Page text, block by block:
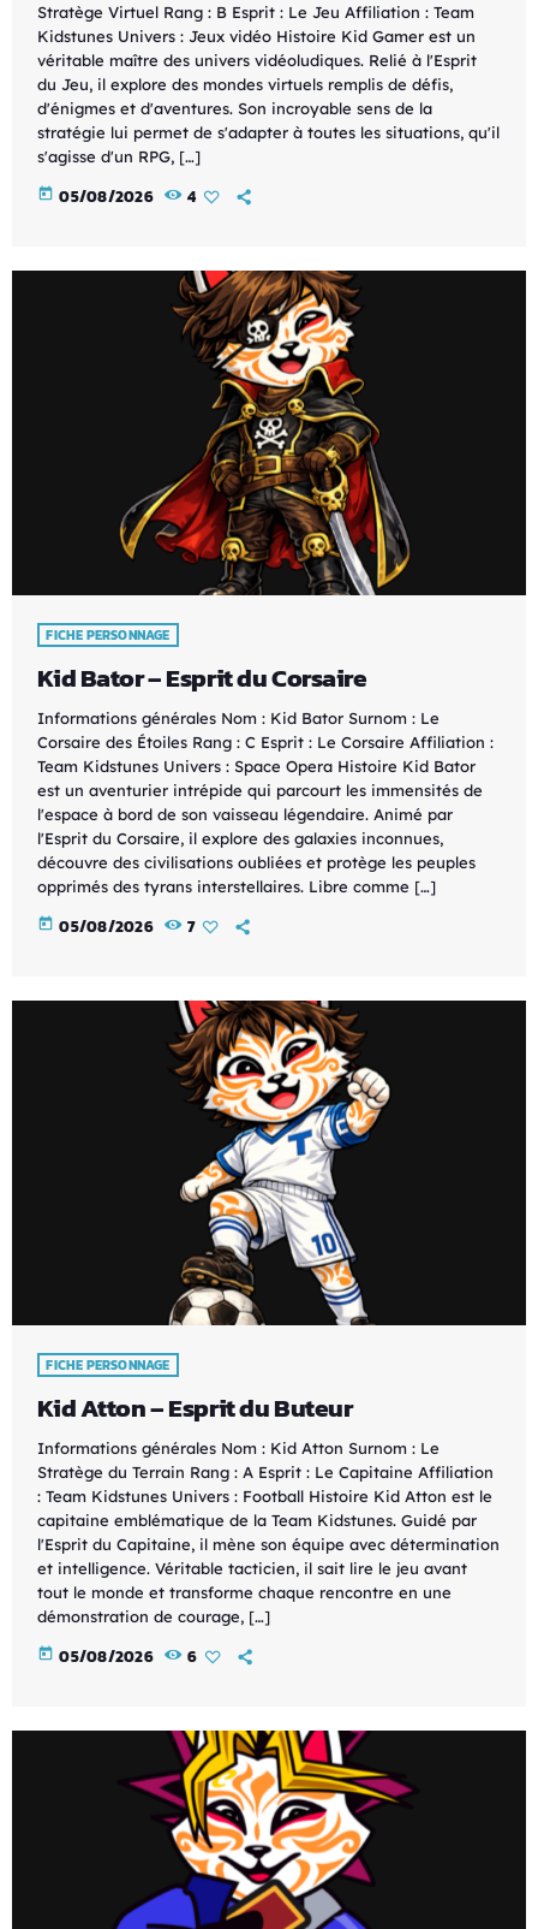
Stratège Virtuel Rang : B Esprit : Le Jeu Affiliation : Team
Kidstunes Univers : Jeux vidéo Histoire Kid Gamer est un
véritable maître des univers vidéoludiques. Relié à l'Esprit
du Jeu, il explore des mondes virtuels remplis de défis,
d'énigmes et d'aventures. Son incroyable sens de la
stratégie lui permet de s'adapter à toutes les situations, qu'il
s'agisse d'un RPG, […]
today 05/08/2026 4
FICHE PERSONNAGE
Kid Bator – Esprit du Corsaire
Informations générales Nom : Kid Bator Surnom : Le
Corsaire des Étoiles Rang : C Esprit : Le Corsaire Affiliation :
Team Kidstunes Univers : Space Opera Histoire Kid Bator
est un aventurier intrépide qui parcourt les immensités de
l'espace à bord de son vaisseau légendaire. Animé par
l'Esprit du Corsaire, il explore des galaxies inconnues,
découvre des civilisations oubliées et protège les peuples
opprimés des tyrans interstellaires. Libre comme […]
today 05/08/2026 7
FICHE PERSONNAGE
Kid Atton – Esprit du Buteur
Informations générales Nom : Kid Atton Surnom : Le
Stratège du Terrain Rang : A Esprit : Le Capitaine Affiliation
: Team Kidstunes Univers : Football Histoire Kid Atton est le
capitaine emblématique de la Team Kidstunes. Guidé par
l'Esprit du Capitaine, il mène son équipe avec détermination
et intelligence. Véritable tacticien, il sait lire le jeu avant
tout le monde et transforme chaque rencontre en une
démonstration de courage, […]
today 05/08/2026 6